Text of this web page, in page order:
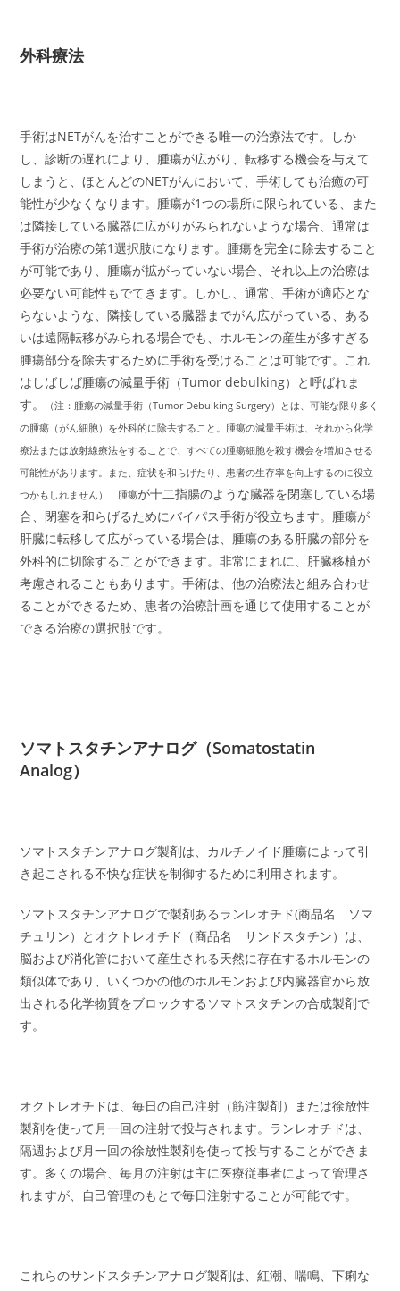
外科療法
手術はNETがんを治すことができる唯一の治療法です。しか
し、診断の遅れにより、腫瘍が広がり、転移する機会を与えて
しまうと、ほとんどのNETがんにおいて、手術しても治癒の可
能性が少なくなります。腫瘍が1つの場所に限られている、また
は隣接している臓器に広がりがみられないような場合、通常は
手術が治療の第1選択肢になります。腫瘍を完全に除去すること
が可能であり、腫瘍が拡がっていない場合、それ以上の治療は
必要ない可能性もでてきます。しかし、通常、手術が適応とな
らないような、隣接している臓器までがん広がっている、ある
いは遠隔転移がみられる場合でも、ホルモンの産生が多すぎる
腫瘍部分を除去するために手術を受けることは可能です。これ
はしばしば腫瘍の減量手術（Tumor debulking）と呼ばれま
す。
（注：腫瘍の減量手術（Tumor Debulking Surgery）とは、可能な限り多く
の腫瘍（がん細胞）を外科的に除去すること。腫瘍の減量手術は、それから化学
療法または放射線療法をすることで、すべての腫瘍細胞を殺す機会を増加させる
可能性があります。また、症状を和らげたり、患者の生存率を向上するのに役立
つかもしれません） 腫瘍が十二指腸のような臓器を閉塞している場
合、閉塞を和らげるためにバイパス手術が役立ちます。腫瘍が
肝臓に転移して広がっている場合は、腫瘍のある肝臓の部分を
外科的に切除することができます。非常にまれに、肝臓移植が
考慮されることもあります。手術は、他の治療法と組み合わせ
ることができるため、患者の治療計画を通じて使用することが
できる治療の選択肢です。
ソマトスタチンアナログ（Somatostatin
Analog）
ソマトスタチンアナログ製剤は、カルチノイド腫瘍によって引
き起こされる不快な症状を制御するために利用されます。
ソマトスタチンアナログで製剤あるランレオチド(商品名 ソマ
チュリン）とオクトレオチド（商品名 サンドスタチン）は、
脳および消化管において産生される天然に存在するホルモンの
類似体であり、いくつかの他のホルモンおよび内臓器官から放
出される化学物質をブロックするソマトスタチンの合成製剤で
す。
オクトレオチドは、毎日の自己注射（筋注製剤）または徐放性
製剤を使って月一回の注射で投与されます。ランレオチドは、
隔週および月一回の徐放性製剤を使って投与することができま
す。多くの場合、毎月の注射は主に医療従事者によって管理さ
れますが、自己管理のもとで毎日注射することが可能です。
これらのサンドスタチンアナログ製剤は、紅潮、喘鳴、下痢な